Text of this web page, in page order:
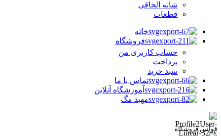
شانه الحاقی
قطعات
خانه
فروشگاه
حساب کاربری من
پرداخت
سبد خرید
تماس با ما
آموزشگاه آنلاین
مهبد مگ
قوانین فروشگاه